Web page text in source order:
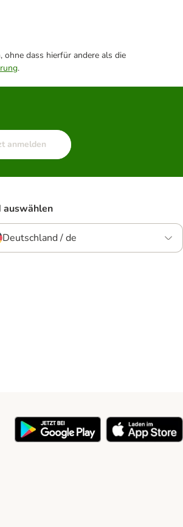
dass hierfür andere als die
.
anmelden
auswählen
Deutschland / de